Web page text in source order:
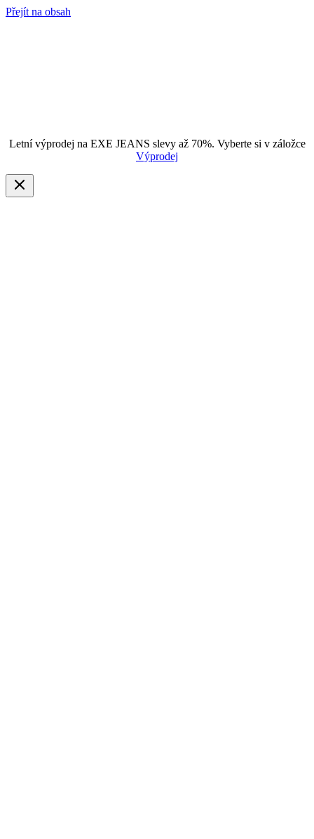
Přejít na obsah
Letní výprodej na EXE JEANS slevy až 70%. Vyberte si v záložce
Výprodej